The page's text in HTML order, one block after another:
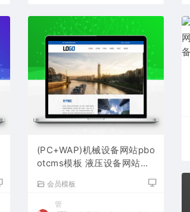
(PC+WAP)机械设备网站pbo
otcms模板 液压设备网站源
会员模板
管